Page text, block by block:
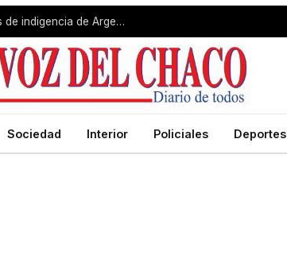
Gran Resistencia registró una de las mayores tasas de indigencia de Argentina
Sociedad Interior Policiales Deportes